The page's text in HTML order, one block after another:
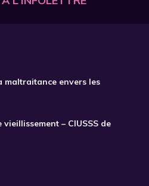
maltraitance envers les
– CIUSSS de